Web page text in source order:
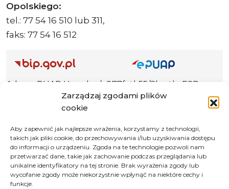
Zarządzaj zgodami plików
cookie
Aby zapewnić jak najlepsze wrażenia, korzystamy z technologii,
takich jak pliki cookie, do przechowywania i/lub uzyskiwania dostępu
do informacji o urządzeniu. Zgoda na te technologie pozwoli nam
przetwarzać dane, takie jak zachowanie podczas przeglądania lub
unikalne identyfikatory na tej stronie. Brak wyrażenia zgody lub
wycofanie zgody może niekorzystnie wpłynąć na niektóre cechy i
funkcje.
Opolskiego:
tel.: 77 54 16 510 lub 311,
faks: 77 54 16 512
Adres ePUAP Urzędu: /q877fxtk55/SkrytkaESP
Adres do e-Doręczeń
Urzędu: AE:PL-66703-73759-IGTUV-14
Polityka prywatności
Klauzula informacyjna RODO
Deklaracja dostępności